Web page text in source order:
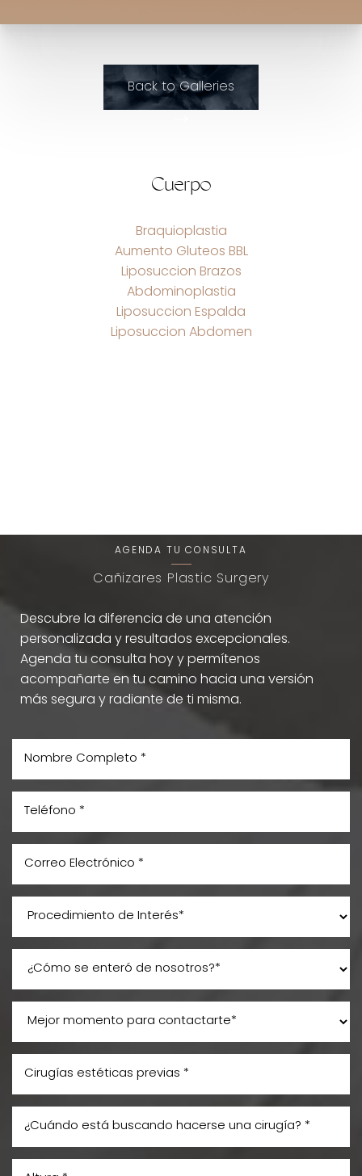
Back to Galleries
Cuerpo
Braquioplastia
Aumento Gluteos BBL
Liposuccion Brazos
Abdominoplastia
Liposuccion Espalda
Liposuccion Abdomen
AGENDA TU CONSULTA
Cañizares Plastic Surgery
Descubre la diferencia de una atención
personalizada y resultados excepcionales.
Agenda tu consulta hoy y permítenos
acompañarte en tu camino hacia una versión
más segura y radiante de ti misma.
Aa